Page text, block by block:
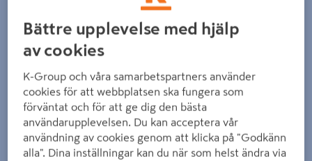
Bättre upplevelse med hjälp
av cookies
K-Group och våra samarbetspartners använder
cookies för att webbplatsen ska fungera som
förväntat och för att ge dig den bästa
användarupplevelsen. Du kan acceptera vår
användning av cookies genom att klicka på "Godkänn
alla". Dina inställningar kan du när som helst ändra via